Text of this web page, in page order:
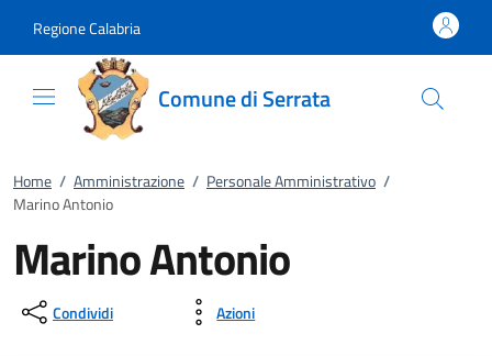
Regione Calabria
Comune di Serrata
Home / Amministrazione / Personale Amministrativo /
Marino Antonio
Marino Antonio
Condividi Azioni